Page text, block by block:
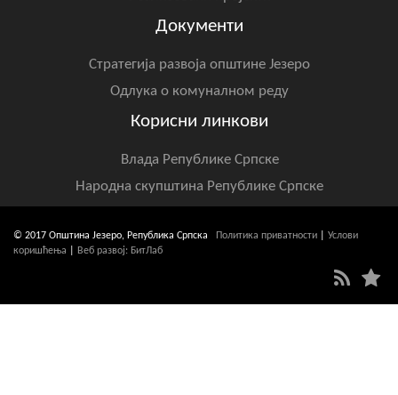
Документи
Стратегија развоја општине Језеро
Одлука о комуналном реду
Корисни линкови
Влада Републике Српске
Народна скупштина Републике Српске
© 2017 Општина Језеро, Република Српска Политика приватности
Услови
коришћења
Веб развој: БитЛаб